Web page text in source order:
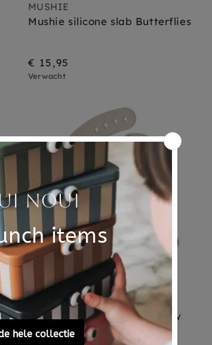
MUSHIE
Mushie silicone slab Butterflies
€ 15,95
Verwacht
MUSHIE
Mushie silicone slab Rainbow